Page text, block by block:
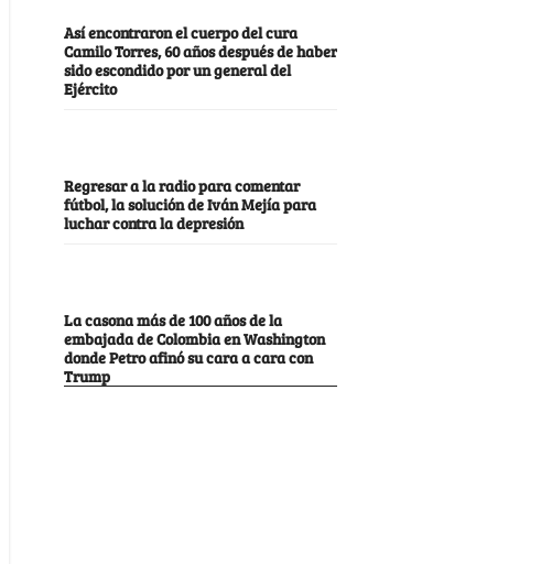
Así encontraron el cuerpo del cura
Camilo Torres, 60 años después de haber
sido escondido por un general del
Ejército
Regresar a la radio para comentar
fútbol, la solución de Iván Mejía para
luchar contra la depresión
La casona más de 100 años de la
embajada de Colombia en Washington
donde Petro afinó su cara a cara con
Trump